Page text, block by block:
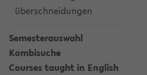
überschneidungen
Semesterauswahl
Kombisuche
Courses taught in English